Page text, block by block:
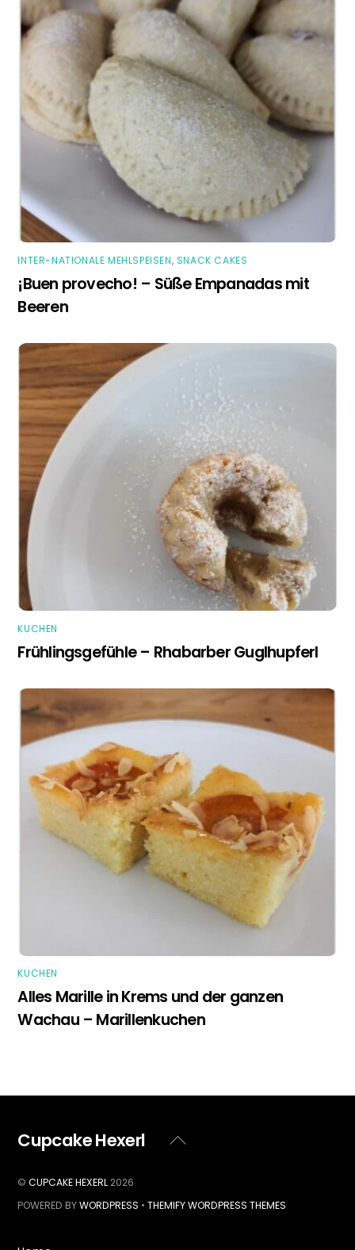
INTER-NATIONALE MEHLSPEISEN, SNACK CAKES
¡Buen provecho! – Süße Empanadas mit
Beeren
KUCHEN
Frühlingsgefühle – Rhabarber Guglhupferl
KUCHEN
Alles Marille in Krems und der ganzen
Wachau – Marillenkuchen
Back
Cupcake Hexerl
©CUPCAKE HEXERL 2026
POWERED BYWORDPRESS •THEMIFY WORDPRESS THEMES